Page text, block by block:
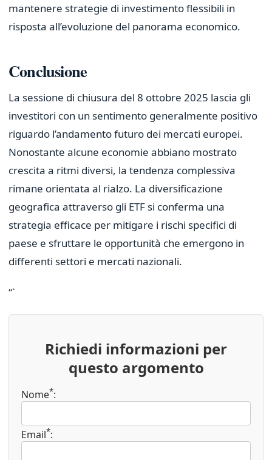
mantenere strategie di investimento flessibili in
risposta all’evoluzione del panorama economico.
Conclusione
La sessione di chiusura del 8 ottobre 2025 lascia gli
investitori con un sentimento generalmente positivo
riguardo l’andamento futuro dei mercati europei.
Nonostante alcune economie abbiano mostrato
crescita a ritmi diversi, la tendenza complessiva
rimane orientata al rialzo. La diversificazione
geografica attraverso gli ETF si conferma una
strategia efficace per mitigare i rischi specifici di
paese e sfruttare le opportunità che emergono in
differenti settori e mercati nazionali.
“`
Richiedi informazioni per
questo argomento
Nome*:
Email*: